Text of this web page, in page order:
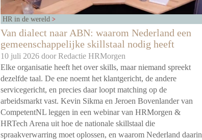
HR in de wereld
Van dialect naar ABN: waarom Nederland een
gemeenschappelijke skillstaal nodig heeft
10 juli 2026 door Redactie HRMorgen
Elke organisatie heeft het over skills, maar niemand spreekt
dezelfde taal. De ene noemt het klantgericht, de andere
servicegericht, en precies daar loopt matching op de
arbeidsmarkt vast. Kevin Sikma en Jeroen Bovenlander van
CompetentNL leggen in een webinar van HRMorgen &
HRTech Arena uit hoe de nationale skillstaal die
spraakverwarring moet oplossen, en waarom Nederland daarin